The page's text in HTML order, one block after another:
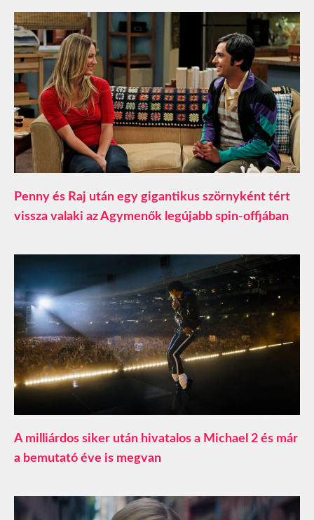
Penny és Raj után egy gigantikus szörnyként tért
vissza valaki az Agymenők legújabb spin-offjában
A milliárdos siker után hivatalos a Michael 2 és már
a bemutató éve is megvan